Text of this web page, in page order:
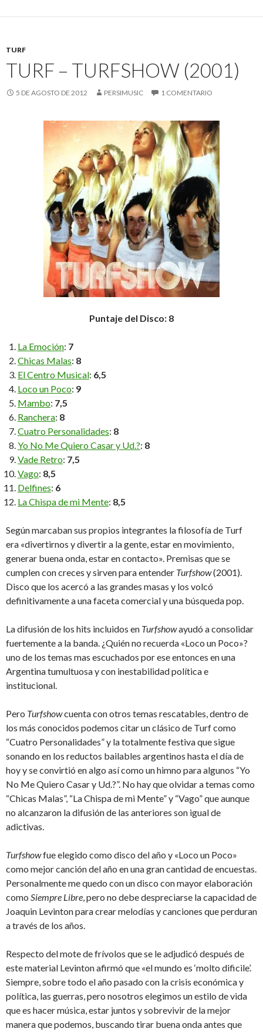
TURF
TURF – TURFSHOW (2001)
5 DE AGOSTO DE 2012 PERSIMUSIC 1 COMENTARIO
Puntaje del Disco: 8
La Emoción: 7
Chicas Malas: 8
El Centro Musical: 6,5
Loco un Poco: 9
Mambo: 7,5
Ranchera: 8
Cuatro Personalidades: 8
Yo No Me Quiero Casar y Ud.?: 8
Vade Retro: 7,5
Vago: 8,5
Delfines: 6
La Chispa de mi Mente: 8,5
Según marcaban sus propios integrantes la filosofía de Turf
era «divertirnos y divertir a la gente, estar en movimiento,
generar buena onda, estar en contacto». Premisas que se
cumplen con creces y sirven para entender Turfshow(2001).
Disco que los acercó a las grandes masas y los volcó
definitivamente a una faceta comercial y una búsqueda pop.
La difusión de los hits incluidos en Turfshowayudó a consolidar
fuertemente a la banda. ¿Quién no recuerda «Loco un Poco»?
uno de los temas mas escuchados por ese entonces en una
Argentina tumultuosa y con inestabilidad política e
institucional.
Pero Turfshowcuenta con otros temas rescatables, dentro de
los más conocidos podemos citar un clásico de Turf como
“Cuatro Personalidades” y la totalmente festiva que sigue
sonando en los reductos bailables argentinos hasta el día de
hoy y se convirtió en algo así como un himno para algunos “Yo
No Me Quiero Casar y Ud.?”. No hay que olvidar a temas como
“Chicas Malas”, “La Chispa de mi Mente” y “Vago” que aunque
no alcanzaron la difusión de las anteriores son igual de
adictivas.
Turfshowfue elegido como disco del año y «Loco un Poco»
como mejor canción del año en una gran cantidad de encuestas.
Personalmente me quedo con un disco con mayor elaboración
como Siempre Libre, pero no debe despreciarse la capacidad de
Joaquin Levinton para crear melodías y canciones que perduran
a través de los años.
Respecto del mote de frívolos que se le adjudicó después de
este material Levinton afirmó que «el mundo es ‘molto dificile’.
Siempre, sobre todo el año pasado con la crisis económica y
política, las guerras, pero nosotros elegimos un estilo de vida
que es hacer música, estar juntos y sobrevivir de la mejor
manera que podemos, buscando tirar buena onda antes que